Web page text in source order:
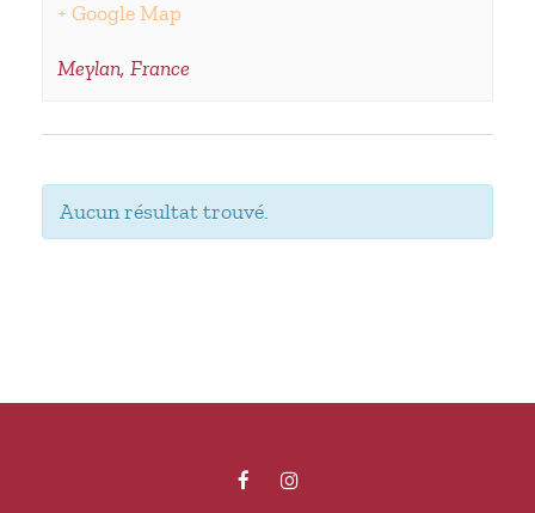
+ Google Map
Meylan, France
Aucun résultat trouvé.